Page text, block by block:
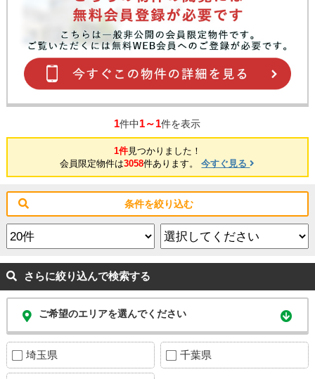
1件中1～1件を表示
1件見つかりました！
会員限定物件は3058件あります。今すぐ見る
条件を絞り込む
さらに絞り込んで検索する
ご希望のエリアを選んでください
埼玉県 千葉県